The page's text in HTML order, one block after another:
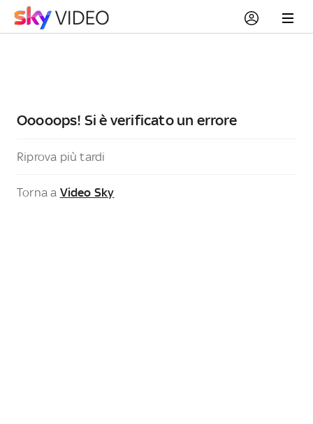
Ooooops! Si è verificato un errore
Riprova più tardi
Torna a Video Sky